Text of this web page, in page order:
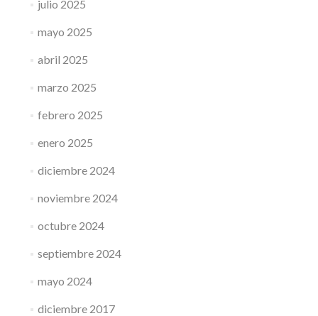
julio 2025
mayo 2025
abril 2025
marzo 2025
febrero 2025
enero 2025
diciembre 2024
noviembre 2024
octubre 2024
septiembre 2024
mayo 2024
diciembre 2017